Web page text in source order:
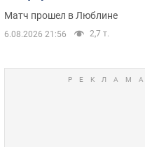
Матч прошел в Люблине
6.08.2026 21:56 2,7 т.